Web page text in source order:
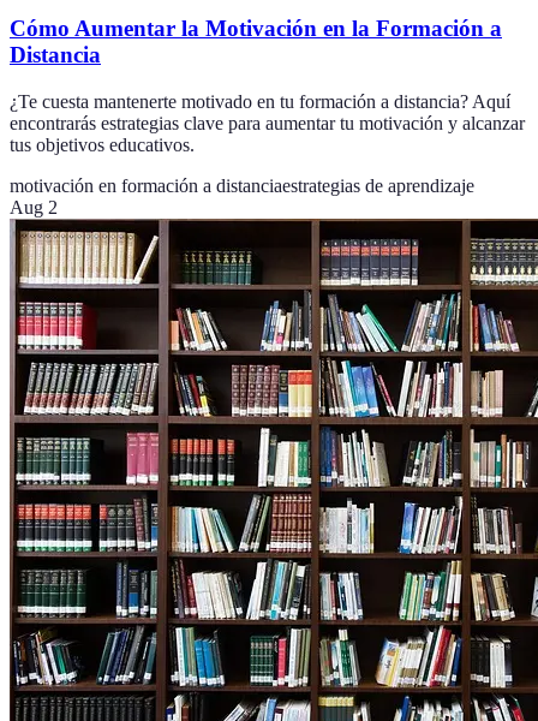
Cómo Aumentar la Motivación en la Formación a
Distancia
¿Te cuesta mantenerte motivado en tu formación a distancia? Aquí
encontrarás estrategias clave para aumentar tu motivación y alcanzar
tus objetivos educativos.
motivación en formación a distanciaestrategias de aprendizaje
Aug 2